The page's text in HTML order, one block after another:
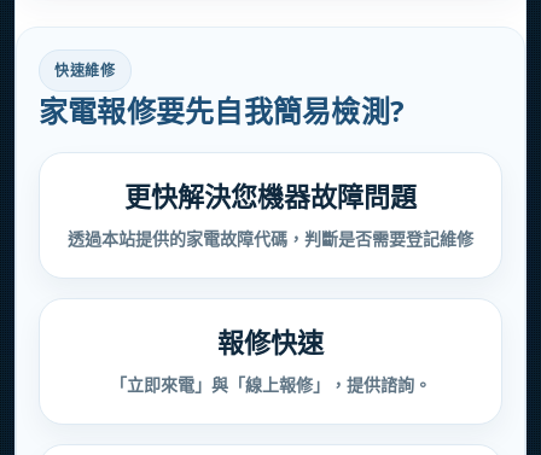
快速維修
家電報修要先自我簡易檢測?
更快解決您機器故障問題
透過本站提供的家電故障代碼，判斷是否需要登記維修
報修快速
「立即來電」與「線上報修」，提供諮詢。